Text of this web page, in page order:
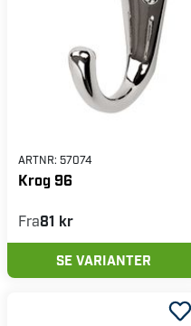
ARTNR: 57074
Krog 96
Fra81 kr
SE VARIANTER